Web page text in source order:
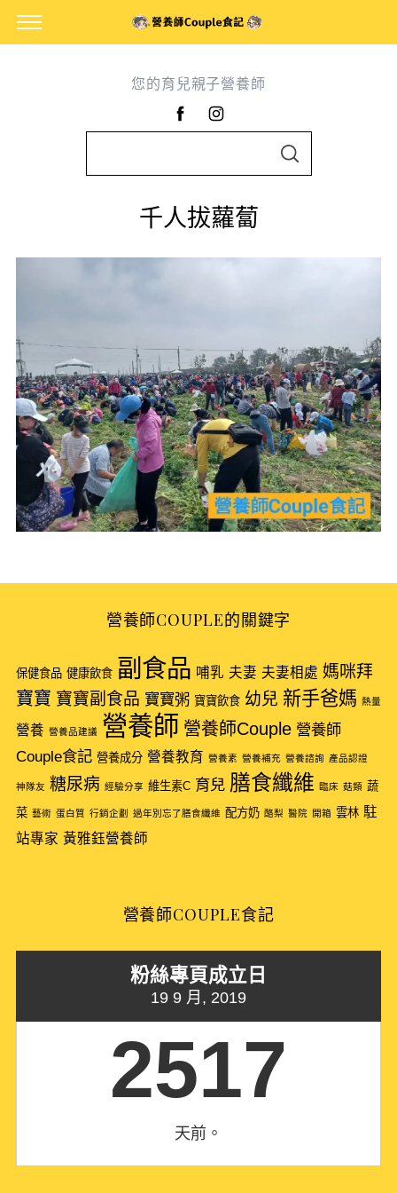
您的育兒親子營養師
:
S
千人拔蘿蔔
營養師COUPLE的關鍵字
保健食品 健康飲食 副食品 哺乳 夫妻 夫妻相處 媽咪拜
寶寶 寶寶副食品 寶寶粥 寶寶飲食 幼兒 新手爸媽 熱量
營養 營養品建議 營養師 營養師Couple 營養師
Couple食記 營養成分 營養教育 營養素 營養補充 營養諮詢 產品認證
神隊友 糖尿病 經驗分享 維生素C 育兒 膳食纖維 臨床 菇類 蔬
菜 藝術 蛋白質 行銷企劃 過年別忘了膳食纖維 配方奶 酪梨 醫院 開箱 雲林 駐
站專家 黃雅鈺營養師
營養師COUPLE食記
粉絲專頁成立日
19 9 月, 2019
2517
天前。
e
a
c
h
o
r